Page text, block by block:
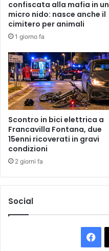
a
z
o
n
e
c
i
v
i
c
a
"
A
R
i
F
o
o
l
t
e
t
r
e
a
u
t
o
v
e
confiscata alla mafia in un
micro nido: nasce anche il
cimitero per animali
1 giorno fa
Scontro in bici elettrica a
Francavilla Fontana, due
15enni ricoverati in gravi
condizioni
2 giorni fa
Social